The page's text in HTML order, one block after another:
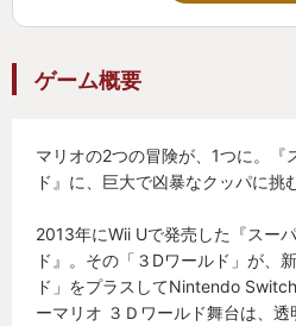
ゲーム概要
マリオの2つの冒険が、1つに。『
ド』に、巨大で凶暴なクッパに挑
2013年にWii Uで発売した『スー
ド』。その「３Dワールド」が、
ド」をプラスしてNintendo
ーマリオ ３Ｄワールド舞台は、